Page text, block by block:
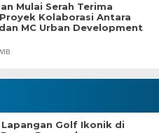
Mulai Serah Terima
Kolaborasi Antara
MC Urban Development
Golf Ikonik di